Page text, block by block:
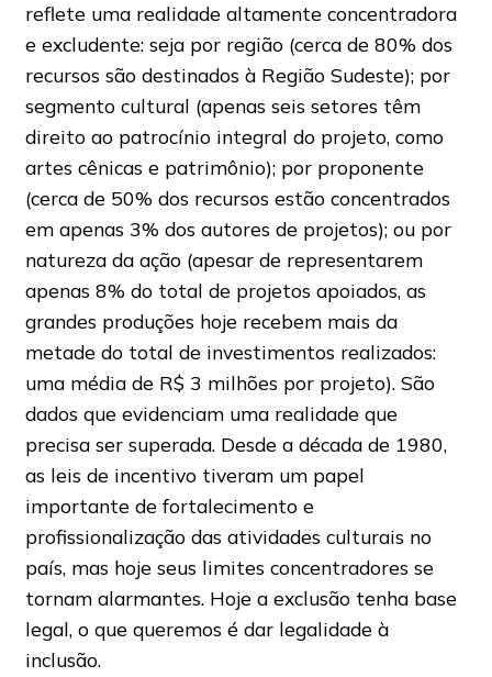
reflete uma realidade altamente concentradora
e excludente: seja por região (cerca de 80% dos
recursos são destinados à Região Sudeste); por
segmento cultural (apenas seis setores têm
direito ao patrocínio integral do projeto, como
artes cênicas e patrimônio); por proponente
(cerca de 50% dos recursos estão concentrados
em apenas 3% dos autores de projetos); ou por
natureza da ação (apesar de representarem
apenas 8% do total de projetos apoiados, as
grandes produções hoje recebem mais da
metade do total de investimentos realizados:
uma média de R$ 3 milhões por projeto). São
dados que evidenciam uma realidade que
precisa ser superada. Desde a década de 1980,
as leis de incentivo tiveram um papel
importante de fortalecimento e
profissionalização das atividades culturais no
país, mas hoje seus limites concentradores se
tornam alarmantes. Hoje a exclusão tenha base
legal, o que queremos é dar legalidade à
inclusão.